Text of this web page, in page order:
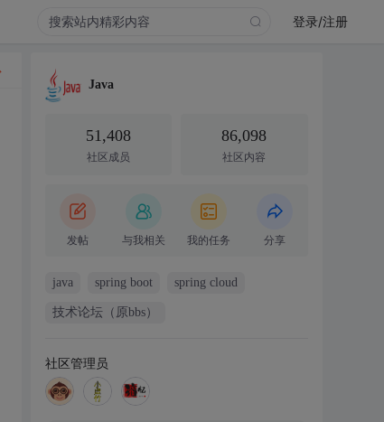
登录/注册
Java
51,408
社区成员
86,098
社区内容
发帖 与我相关 我的任务 分享
java spring boot spring cloud
技术论坛（原bbs）
社区管理员